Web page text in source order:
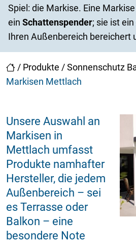
/ Produkte /Sonnenschutz
Markisen Mettlach
Spiel: die Markise. Eine
ein Schattenspender; sie ist ein
Ihren Außenbereich bereichert
Unsere Auswahl an
Markisen in
Mettlach umfasst
Produkte namhafter
Hersteller, die jedem
Außenbereich – sei
es Terrasse oder
Balkon – eine
besondere Note